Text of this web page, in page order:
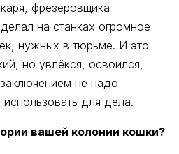
фрезеровщика-
на станках огромное
нужных в тюрьме. И это
но увлёкся, освоился,
не надо
для дела.
вашей колонии кошки?